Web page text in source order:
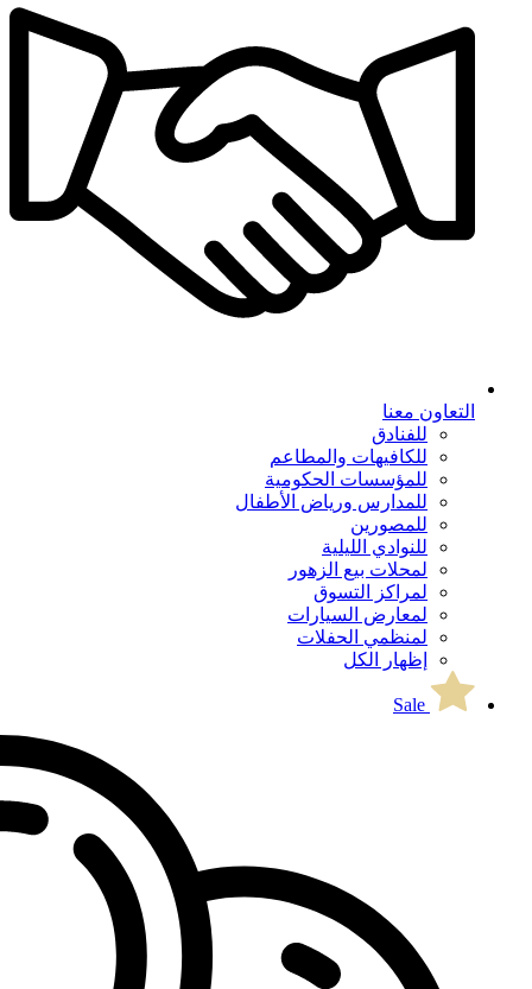
التعاون معنا
للفنادق
للكافيهات والمطاعم
للمؤسسات الحكومية
للمدارس ورياض الأطفال
للمصورين
للنوادي الليلية
لمحلات بيع الزهور
لمراكز التسوق
لمعارض السيارات
لمنظمي الحفلات
إظهار الكل